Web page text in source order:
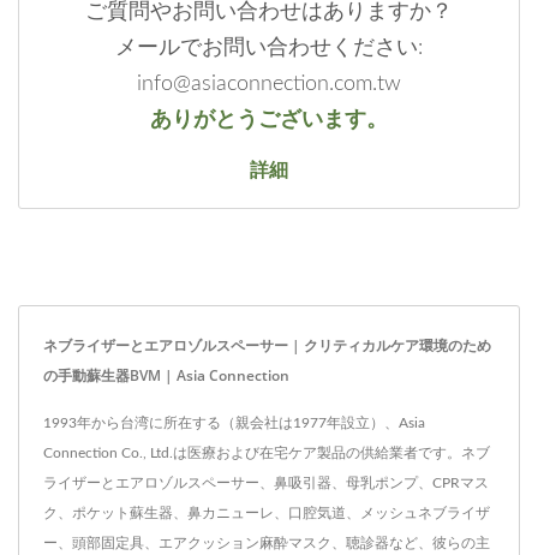
ご質問やお問い合わせはありますか？
メールでお問い合わせください:
info@asiaconnection.com.tw
ありがとうございます。
詳細
ネブライザーとエアロゾルスペーサー | クリティカルケア環境のため
の手動蘇生器BVM | Asia Connection
1993年から台湾に所在する（親会社は1977年設立）、Asia
Connection Co., Ltd.は医療および在宅ケア製品の供給業者です。ネブ
ライザーとエアロゾルスペーサー、鼻吸引器、母乳ポンプ、CPRマス
ク、ポケット蘇生器、鼻カニューレ、口腔気道、メッシュネブライザ
ー、頭部固定具、エアクッション麻酔マスク、聴診器など、彼らの主